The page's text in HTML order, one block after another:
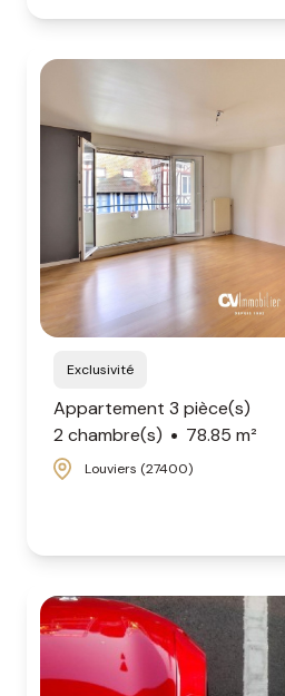
Exclusivité
Appartement 3 pièce(s)
2 chambre(s)
78.85 m²
Louviers (27400)